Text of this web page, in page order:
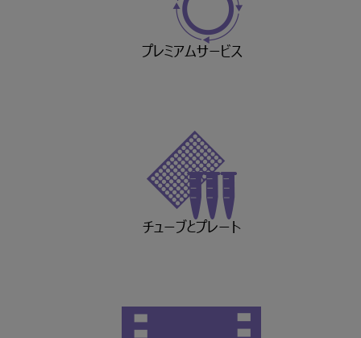
プレミアムサービス
チューブとプレート